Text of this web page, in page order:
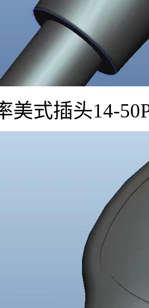
美式插头14-